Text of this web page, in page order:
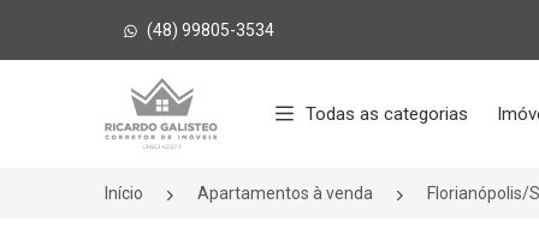
(48) 99805-3534
Página inicial
Todas as categorias
Início Apartamentos à venda Florianópolis/